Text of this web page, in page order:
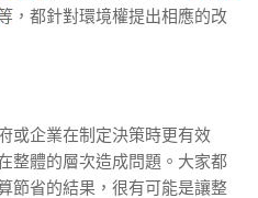
，都針對環境權提出相應的改
或企業在制定決策時更有效
整體的層次造成問題。大家都
節省的結果，很有可能是讓整